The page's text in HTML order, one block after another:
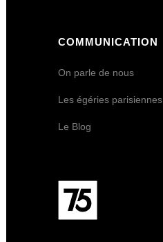
COMMUNICATION
On parle de nous
Les égéries parisiennes
Le Blog